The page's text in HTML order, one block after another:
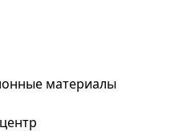
материалы